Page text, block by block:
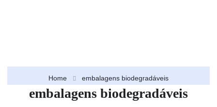
Home embalagens biodegradáveis
embalagens biodegradáveis